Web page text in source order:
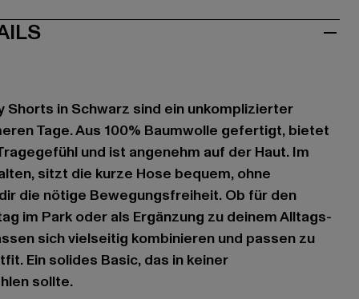
Shorts in Schwarz sind ein unkomplizierter
Tage. Aus 100% Baumwolle gefertigt, bietet
und ist angenehm auf der Haut. Im
sitzt die kurze Hose bequem, ohne
die nötige Bewegungsfreiheit. Ob für den
im Park oder als Ergänzung zu deinem Alltags-
sich vielseitig kombinieren und passen zu
Ein solides Basic, das in keiner
sollte.